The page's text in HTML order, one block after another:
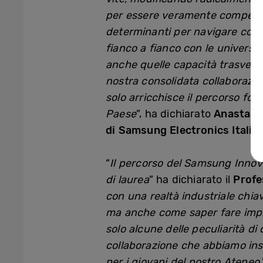
per essere veramente
determinanti per navigare con
fianco a fianco con le
anche quelle capacità
nostra consolidata
solo arricchisce il percorso
Paese”, ha dichiarato
di Samsung Electronics Italia.
“Il percorso del Samsung
di laurea” ha dichiarato il
con una realtà industriale
ma anche come saper fare
solo alcune delle peculiarità
collaborazione che abbiamo